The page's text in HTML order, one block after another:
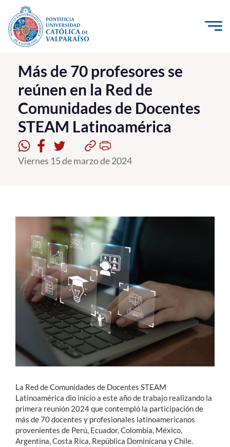
Click acá para ir directamente al contenido
La Universidad
Investigación, Creación e Innovación
PUCV Internacional
Vinculación con el Medio
Admisión
Formación Continua
Estudiantes
Académicos
Funcionarios
Alumni
English
Más de 70 profesores se
reúnen en la Red de
Comunidades de Docentes
STEAM Latinoamérica
Viernes 15 de marzo de 2024
La Red de Comunidades de Docentes STEAM
Latinoamérica dio inicio a este año de trabajo realizando la
primera reunión 2024 que contempló la participación de
más de 70 docentes y profesionales latinoamericanos
provenientes de Perú, Ecuador, Colombia, México,
Argentina, Costa Rica, República Dominicana y Chile.